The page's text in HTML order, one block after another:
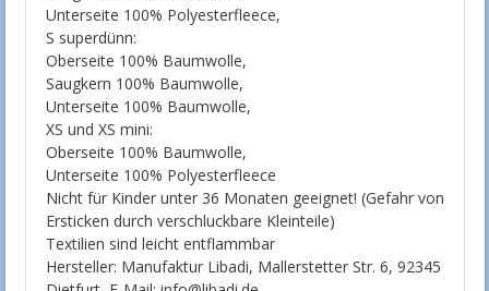
Unterseite 100% Polyesterfleece,
S superdünn:
Oberseite 100% Baumwolle,
Saugkern 100% Baumwolle,
Unterseite 100% Baumwolle,
XS und XS mini:
Oberseite 100% Baumwolle,
Unterseite 100% Polyesterfleece
Nicht für Kinder unter 36 Monaten geeignet! (Gefahr von
Ersticken durch verschluckbare Kleinteile)
Textilien sind leicht entflammbar
Hersteller: Manufaktur Libadi, Mallerstetter Str. 6, 92345